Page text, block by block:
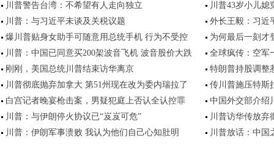
川普警告台湾：不希望有人走向独立
川普43岁小儿媳
川普：与习近平未谈及关税议题
外长王毅：习近
爆川普贴身女助手可随意用总统手机 行为不受控
为何最后一刻才
川普：中国已同意买200架波音飞机 波音股价大跌
全球疯传：空军
刚刚，美国总统川普结束访华离京
特朗普持股调整
川普彻底抛弃加拿大 第51州现在改为委内瑞拉了
传川普施压特斯
白宫记者晚宴枪击案，男疑犯庭上否认全认控罪
中国外交部介绍
川普：与伊朗停火协议已“岌岌可危”
川普访华传放弃
川普：伊朗军事溃败 我认为他们自己心知肚明
川普放话：中国